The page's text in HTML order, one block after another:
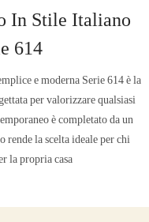
In Stile Italiano
614
e moderna Serie 614 è la
per valorizzare qualsiasi
è completato da un
rende la scelta ideale per chi
la propria casa